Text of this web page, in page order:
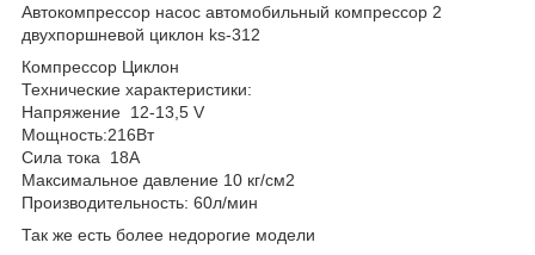
Автокомпрессор насос автомобильный компрессор 2
двухпоршневой циклон ks-312
Компрессор Циклон
Технические характеристики:
Напряжение 12-13,5 V
Мощность:216Вт
Сила тока 18А
Максимальное давление 10 кг/см2
Производительность: 60л/мин
Так же есть более недорогие модели